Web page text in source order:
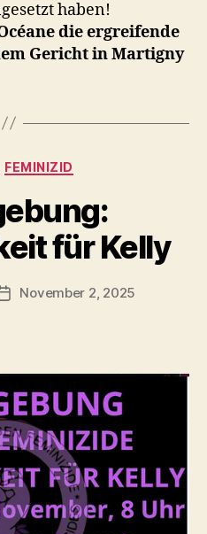
haben!
die ergreifende
Gericht in Martigny
Kategorien
FEMINIZID
für Kelly
Veröffentlichungsdatum
November 2, 2025